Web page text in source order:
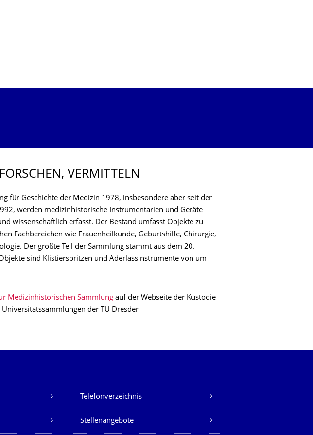
VERMITTELN
für Geschichte der Medizin 1978, insbesondere aber seit der
werden medizinhistorische Instrumentarien und Geräte
wissenschaftlich erfasst. Der Bestand umfasst Objekte zu
Fachbereichen wie Frauenheilkunde, Geburtshilfe, Chirurgie,
Der größte Teil der Sammlung stammt aus dem 20.
sind Klistierspritzen und Aderlassinstrumente von um
Medizinhistorischen Sammlung auf der Webseite der Kustodie
der TU Dresden
Telefonverzeichnis
Stellenangebote